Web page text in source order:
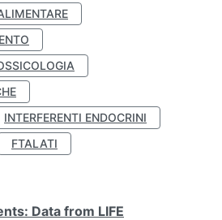
INTERFERENTI ENDOCRINI
FTALATI
Data from LIFE